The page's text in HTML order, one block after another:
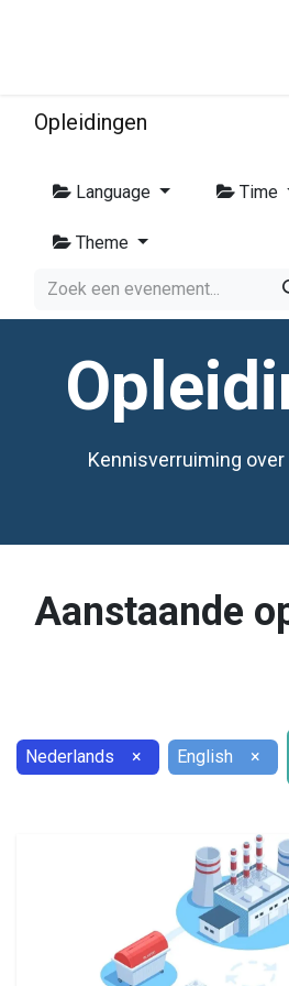
Opleidingen
Language Time
Theme
Kennisverruiming
Aanstaande
Nederlands × English ×